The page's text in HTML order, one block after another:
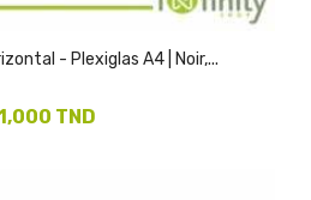
- Plexiglas A4 | Noir,...
TND